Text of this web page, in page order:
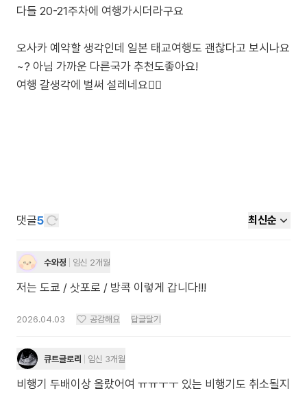
다들 20-21주차에 여행가시더라구요
오사카 예약할 생각인데 일본 태교여행도 괜찮다고 보시나요
~? 아님 가까운 다른국가 추천도좋아요!
여행 갈생각에 벌써 설레네요👍🏻
댓글5 최신순
수와정 임신 2개월
저는 도쿄 / 삿포로 / 방콕 이렇게 갑니다!!!
2026.04.03 공감해요 답글달기
큐트글로리 임신 3개월
비행기 두배이상 올랐어여 ㅠㅠㅜㅜ 있는 비행기도 취소될지